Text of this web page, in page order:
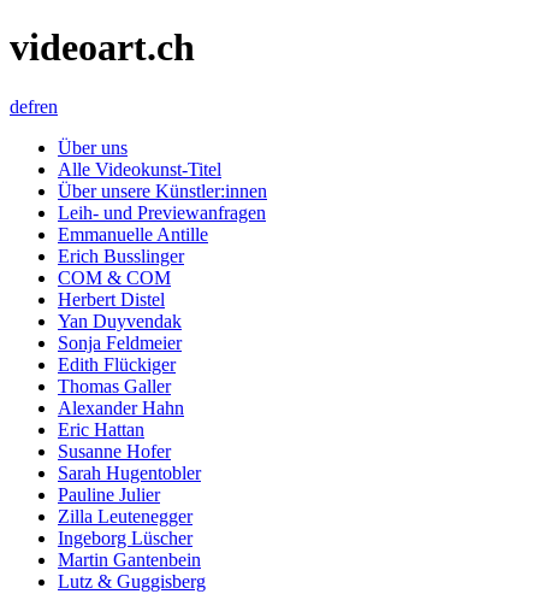
videoart.ch
defren
Über uns
Alle Videokunst-Titel
Über unsere Künstler:innen
Leih- und Previewanfragen
Emmanuelle Antille
Erich Busslinger
COM & COM
Herbert Distel
Yan Duyvendak
Sonja Feldmeier
Edith Flückiger
Thomas Galler
Alexander Hahn
Eric Hattan
Susanne Hofer
Sarah Hugentobler
Pauline Julier
Zilla Leutenegger
Ingeborg Lüscher
Martin Gantenbein
Lutz & Guggisberg